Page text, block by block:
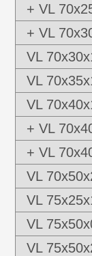
+ VL
+ VL
VL
VL
VL
+ VL
+ VL
VL
VL
VL
VL